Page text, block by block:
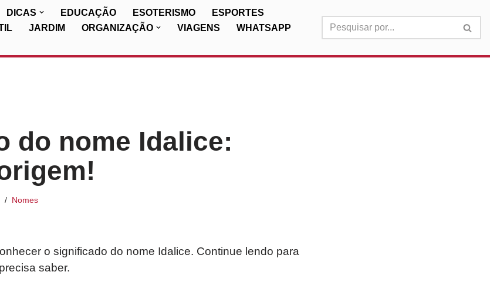
DICAS EDUCAÇÃO ESOTERISMO
ESPORTES
JARDIM ORGANIZAÇÃO VIAGENS
WHATSAPP
do nome Idalice:
Nomes
o significado do nome Idalice. Continue lendo para
saber.